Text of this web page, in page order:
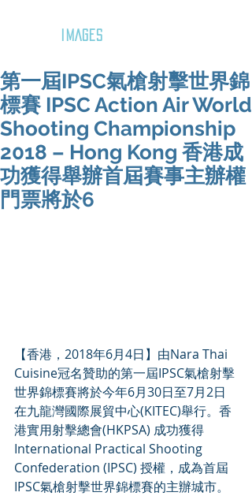
IMAGES
第一屆IPSC氣槍射擊世界錦
標賽 IPSC Action Air World
Shooting Championship
2018 – Hong Kong 香港成
功獲得舉辦首屆賽事主辦權
門票將於6
【香港，2018年6月4日】由Nara Thai
Cuisine冠名贊助的第一屆IPSC氣槍射擊
世界錦標賽將於今年6月30日至7月2日
在九龍灣國際展貿中心(KITEC)舉行。香
港實用射擊總會(HKPSA) 成功獲得
International Practical Shooting
Confederation (IPSC) 授權，成為首屆
IPSC氣槍射擊世界錦標賽的主辦城市。